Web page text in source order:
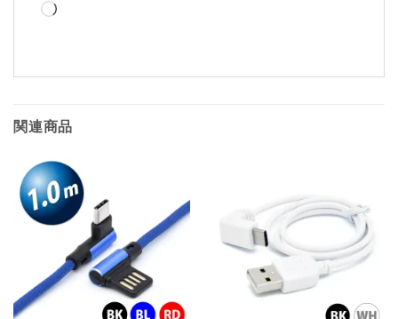
読
み
関連商品